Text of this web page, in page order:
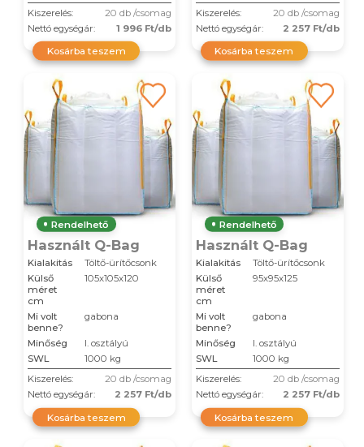
Kiszerelés:
20 db /csomag
Nettó egységár:
1 996 Ft/db
Kosárba teszem
Kiszerelés:
20 db /csomag
Nettó egységár:
2 257 Ft/db
Kosárba teszem
Rendelhető
Használt Q-Bag
Kialakitás
Töltő-ürítőcsonk
Külső
méret
cm
105x105x120
Mi volt
benne?
gabona
Minőség
I. osztályú
SWL
1000 kg
Kiszerelés:
20 db /csomag
Nettó egységár:
2 257 Ft/db
Kosárba teszem
Rendelhető
Használt Q-Bag
Kialakitás
Töltő-ürítőcsonk
Külső
méret
cm
95x95x125
Mi volt
benne?
gabona
Minőség
I. osztályú
SWL
1000 kg
Kiszerelés:
20 db /csomag
Nettó egységár:
2 257 Ft/db
Kosárba teszem